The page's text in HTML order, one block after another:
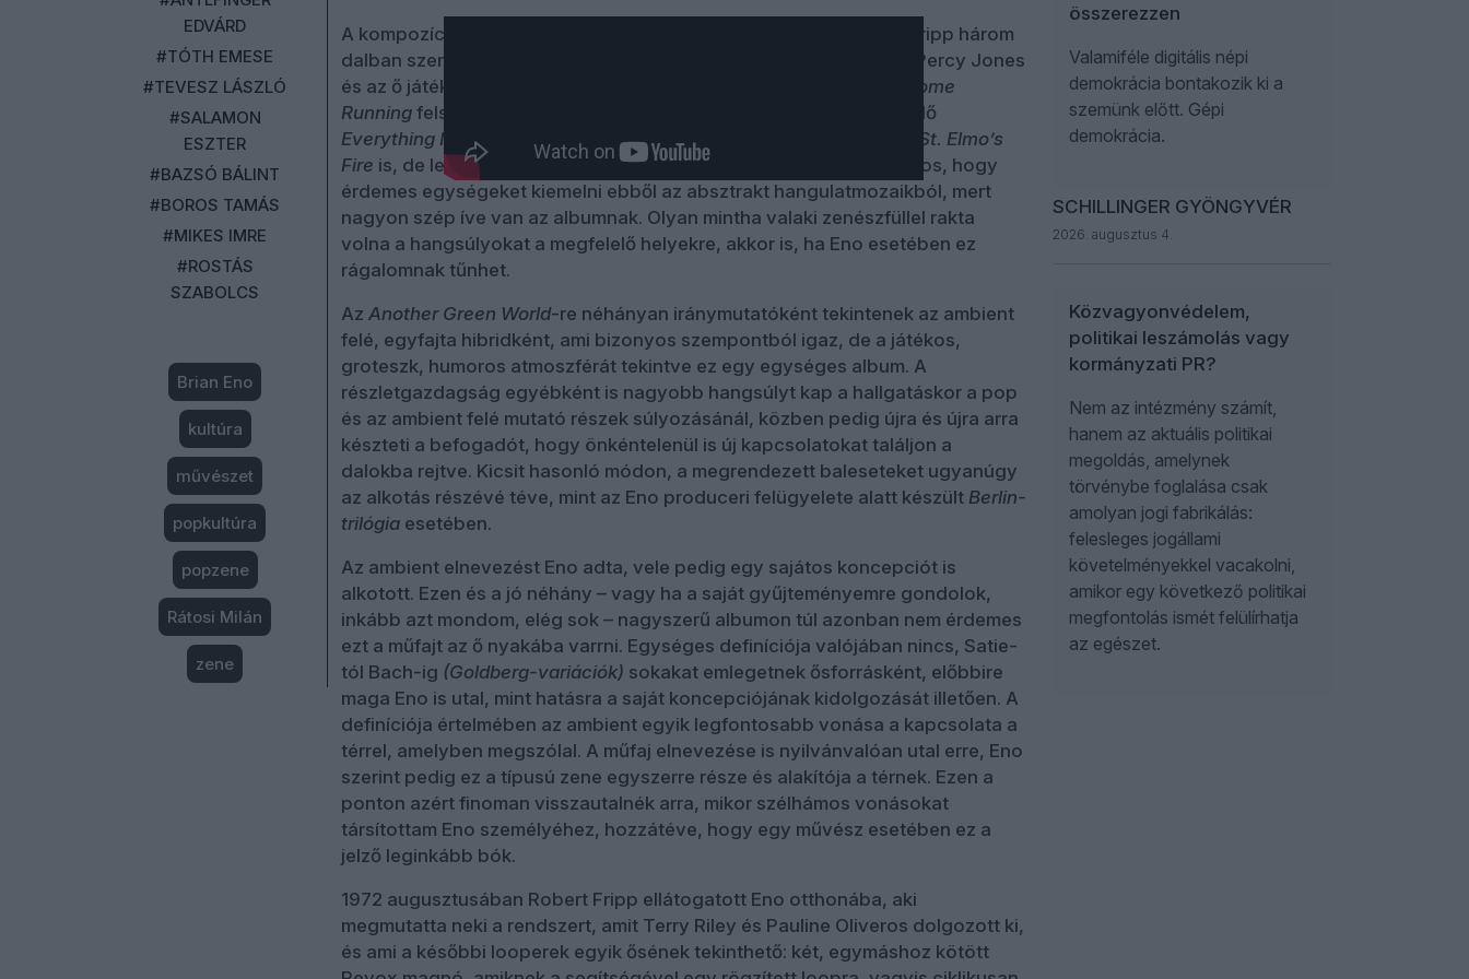
A kompozíciók közül nagyon nehéz bármelyiket kiemelni. Robert Fripp három
dalban szerepel, a rengeteg különleges árnyalat közül talán csak Percy Jones
és az ő játéka összetéveszthetetlen. Ha felmerül az album, az
I’ll Come
Running felszabadultsága és a külön jelzőket, méltatást nem igénylő
Everything Merges With The Nightmindig eszembe jutnak, néha a
St. Elmo’s
Fire is, de lehet, hogy holnap mást mondanék. Egyébként sem biztos, hogy
érdemes egységeket kiemelni ebből az absztrakt hangulatmozaikból, mert
nagyon szép íve van az albumnak. Olyan mintha valaki zenészfüllel rakta
volna a hangsúlyokat a megfelelő helyekre, akkor is, ha Eno esetében ez
rágalomnak tűnhet.
Az Another Green World-re néhányan iránymutatóként tekintenek az ambient
felé, egyfajta hibridként, ami bizonyos szempontból igaz, de a játékos,
groteszk, humoros atmoszférát tekintve ez egy egységes album. A
részletgazdagság egyébként is nagyobb hangsúlyt kap a hallgatáskor a pop
és az ambient felé mutató részek súlyozásánál, közben pedig újra és újra arra
készteti a befogadót, hogy önkéntelenül is új kapcsolatokat találjon a
dalokba rejtve. Kicsit hasonló módon, a megrendezett baleseteket ugyanúgy
az alkotás részévé téve, mint az Eno produceri felügyelete alatt készült Berlin-
trilógia esetében.
Az ambient elnevezést Eno adta, vele pedig egy sajátos koncepciót is
alkotott. Ezen és a jó néhány – vagy ha a saját gyűjteményemre gondolok,
inkább azt mondom, elég sok – nagyszerű albumon túl azonban nem érdemes
ezt a műfajt az ő nyakába varrni. Egységes definíciója valójában nincs, Satie-
tól Bach-ig (Goldberg-variációk) sokakat emlegetnek ősforrásként, előbbire
maga Eno is utal, mint hatásra a saját koncepciójának kidolgozását illetően. A
definíciója értelmében az ambient egyik legfontosabb vonása a kapcsolata a
térrel, amelyben megszólal. A műfaj elnevezése is nyilvánvalóan utal erre, Eno
szerint pedig ez a típusú zene egyszerre része és alakítója a térnek. Ezen a
ponton azért finoman visszautalnék arra, mikor szélhámos vonásokat
társítottam Eno személyéhez, hozzátéve, hogy egy művész esetében ez a
jelző leginkább bók.
1972 augusztusában Robert Fripp ellátogatott Eno otthonába, aki
megmutatta neki a rendszert, amit Terry Riley és Pauline Oliveros dolgozott ki,
és ami a későbbi looperek egyik ősének tekinthető: két, egymáshoz kötött
EDVÁRD
#TÓTH EMESE
#TEVESZ LÁSZLÓ
#SALAMON
ESZTER
#BAZSÓ BÁLINT
#BOROS TAMÁS
#MIKES IMRE
#ROSTÁS
SZABOLCS
Brian Eno
kultúra
művészet
popkultúra
popzene
Rátosi Milán
zene
összerezzen
Valamiféle digitális népi
demokrácia bontakozik ki a
szemünk előtt. Gépi
demokrácia.
SCHILLINGER GYÖNGYVÉR
2026. augusztus 4.
Közvagyonvédelem,
politikai leszámolás vagy
kormányzati PR?
Nem az intézmény számít,
hanem az aktuális politikai
megoldás, amelynek
törvénybe foglalása csak
amolyan jogi fabrikálás:
felesleges jogállami
követelményekkel vacakolni,
amikor egy következő politikai
megfontolás ismét felülírhatja
az egészet.